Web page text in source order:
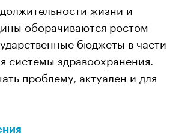
жизни и
оборачиваются ростом
бюджеты в части
системы здравоохранения.
проблему, актуален и для